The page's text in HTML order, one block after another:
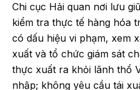
Chi cục Hải quan nơi lưu
kiểm tra thực tế hàng hóa
có dấu hiệu vi phạm, xem
xuất và tổ chức giám sát
thực xuất ra khỏi lãnh thổ
nhập; không yêu cầu tái